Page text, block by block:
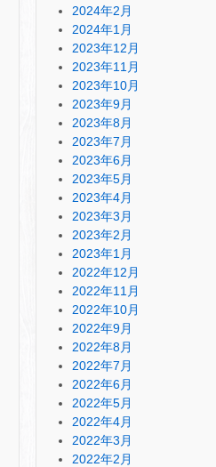
2024年2月
2024年1月
2023年12月
2023年11月
2023年10月
2023年9月
2023年8月
2023年7月
2023年6月
2023年5月
2023年4月
2023年3月
2023年2月
2023年1月
2022年12月
2022年11月
2022年10月
2022年9月
2022年8月
2022年7月
2022年6月
2022年5月
2022年4月
2022年3月
2022年2月